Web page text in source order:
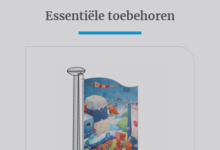
Essentiële toebehoren